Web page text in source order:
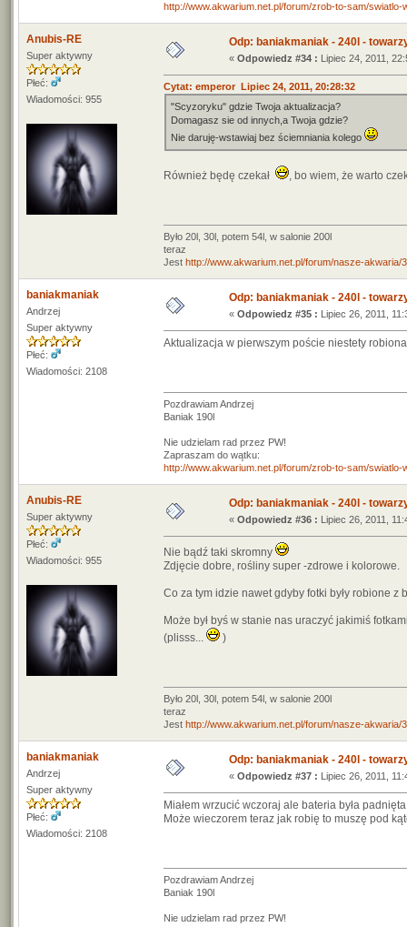
http://www.akwarium.net.pl/forum/zrob-to-sam/
Anubis-RE
Super aktywny
Płeć:
Wiadomości: 955
Odp: baniakmaniak - 240l -
« Odpowiedz #34 : Lipiec 24, 2011,
Cytat: emperor Lipiec 24, 2011, 20:28:32
"Scyzoryku" gdzie Twoja aktualizacja?
Domagasz sie od innych,a Twoja gdzie?
Nie daruję-wstawiaj bez ściemniania kolego
Również będę czekał , bo wiem, że warto
Było 20l, 30l, potem 54l, w salonie 200l
teraz
Jest http://www.akwarium.net.pl/forum/nasze-
baniakmaniak
Andrzej
Super aktywny
Płeć:
Wiadomości: 2108
Odp: baniakmaniak - 240l -
« Odpowiedz #35 : Lipiec 26, 2011,
Aktualizacja w pierwszym poście niestety
Pozdrawiam Andrzej
Baniak 190l
Nie udzielam rad przez PW!
Zapraszam do wątku:
http://www.akwarium.net.pl/forum/zrob-to-sam/
Anubis-RE
Super aktywny
Płeć:
Wiadomości: 955
Odp: baniakmaniak - 240l -
« Odpowiedz #36 : Lipiec 26, 2011,
Nie bądź taki skromny
Zdjęcie dobre, rośliny super -zdrowe i kolorowe.
Co za tym idzie nawet gdyby fotki były robione
Może był byś w stanie nas uraczyć jakimiś
(plisss...
)
Było 20l, 30l, potem 54l, w salonie 200l
teraz
Jest http://www.akwarium.net.pl/forum/nasze-
baniakmaniak
Andrzej
Super aktywny
Płeć:
Wiadomości: 2108
Odp: baniakmaniak - 240l -
« Odpowiedz #37 : Lipiec 26, 2011,
Miałem wrzucić wczoraj ale bateria była
Może wieczorem teraz jak robię to muszę pod
Pozdrawiam Andrzej
Baniak 190l
Nie udzielam rad przez PW!